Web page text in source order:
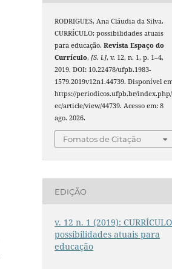
RODRIGUES, Ana Cláudia da Silva.
CURRÍCULO: possibilidades atuais
para educação.Revista Espaço do
Currículo,[S. l.], v. 12, n. 1, p. 1–4,
2019. DOI: 10.22478/ufpb.1983-
1579.2019v12n1.44739. Disponível
https://periodicos.ufpb.br/
ec/article/view/44739. Acesso em: 8
ago. 2026.
Fomatos de Citação
EDIÇÃO
v. 12 n. 1 (2019):
possibilidades atuais para
educação